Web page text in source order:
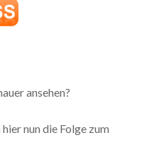
ansehen?
nun die Folge zum